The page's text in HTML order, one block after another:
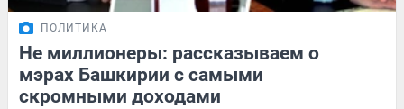
ПОЛИТИКА
Не миллионеры: рассказываем о
мэрах Башкирии с самыми
скромными доходами